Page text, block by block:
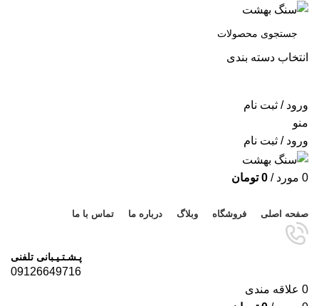
انتخاب دسته بندی
ورود / ثبت نام
منو
ورود / ثبت نام
0 مورد /
0 تومان
صفحه اصلی فروشگاه وبلاگ درباره ما تماس با ما
پـشـتـیـبانی تلفنی
09126649716
0 علاقه مندی